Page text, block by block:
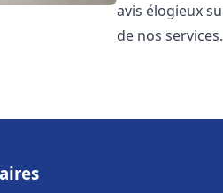
avis élogieux
de nos